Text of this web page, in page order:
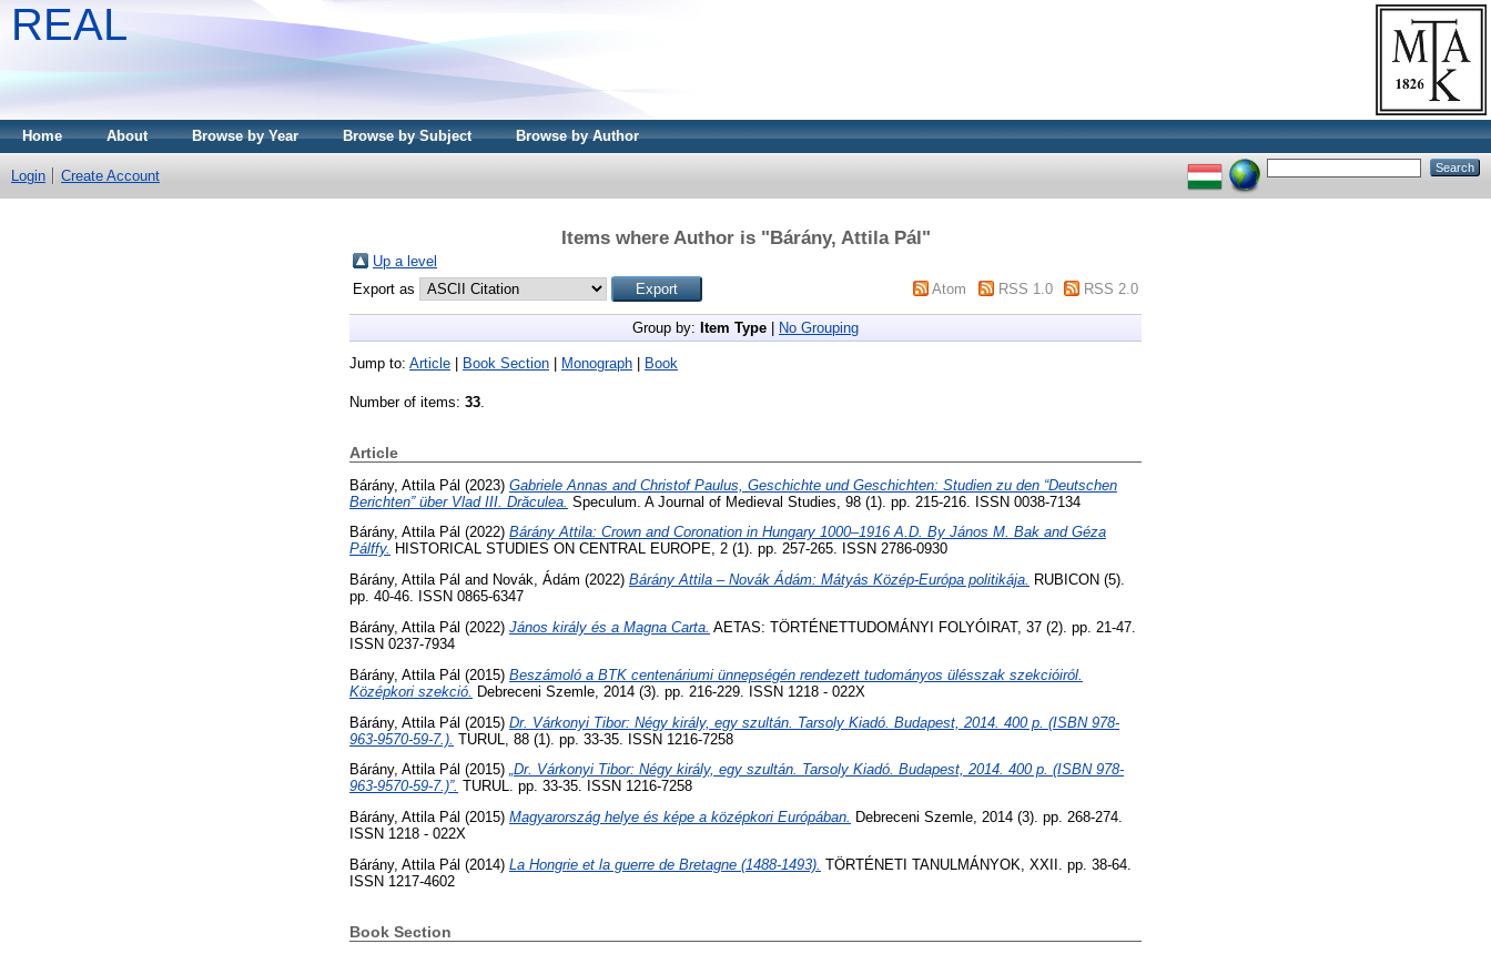
REAL
Home About Browse by Year Browse by Subject Browse by Author
Login Create Account
Items where Author is "Bárány, Attila Pál"
Up a level
Export as
Atom RSS 1.0 RSS 2.0
Group by: Item Type No Grouping
Jump to: Article Book Section Monograph Book
Number of items: 33
Article
Bárány, Attila Pál (2023) Gabriele Annas and Christof Paulus, Geschichte und Geschichten: Studien zu den “Deutschen
Berichten” über Vlad III. Drăculea. Speculum. A Journal of Medieval Studies, 98 (1). pp. 215-216. ISSN 0038-7134
Bárány, Attila Pál (2022) Bárány Attila: Crown and Coronation in Hungary 1000–1916 A.D. By János M. Bak and Géza
Pálffy. HISTORICAL STUDIES ON CENTRAL EUROPE, 2 (1). pp. 257-265. ISSN 2786-0930
Bárány, Attila Pál and Novák, Ádám (2022) Bárány Attila – Novák Ádám: Mátyás Közép-Európa politikája. RUBICON (5).
pp. 40-46. ISSN 0865-6347
Bárány, Attila Pál (2022) János király és a Magna Carta. AETAS: TÖRTÉNETTUDOMÁNYI FOLYÓIRAT, 37 (2). pp. 21-47.
ISSN 0237-7934
Bárány, Attila Pál (2015) Beszámoló a BTK centenáriumi ünnepségén rendezett tudományos ülésszak szekcióiról.
Középkori szekció.
Debreceni Szemle, 2014 (3). pp. 216-229. ISSN 1218 - 022X
Bárány, Attila Pál (2015) Dr. Várkonyi Tibor: Négy király, egy szultán. Tarsoly Kiadó. Budapest, 2014. 400 p. (ISBN 978-
963-9570-59-7.). TURUL, 88 (1). pp. 33-35. ISSN 1216-7258
Bárány, Attila Pál (2015) „Dr. Várkonyi Tibor: Négy király, egy szultán. Tarsoly Kiadó. Budapest, 2014. 400 p. (ISBN 978-
963-9570-59-7.)”. TURUL. pp. 33-35. ISSN 1216-7258
Bárány, Attila Pál (2015) Magyarország helye és képe a középkori Európában. Debreceni Szemle, 2014 (3). pp. 268-274.
ISSN 1218 - 022X
Bárány, Attila Pál (2014) La Hongrie et la guerre de Bretagne (1488-1493). TÖRTÉNETI TANULMÁNYOK, XXII. pp. 38-64.
ISSN 1217-4602
Book Section